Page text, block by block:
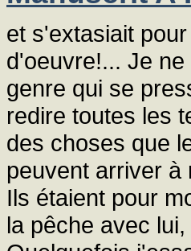
et s'extasiait
d'oeuvre!... Je
genre qui se
redire toutes les
des choses que
peuvent arriver à
Ils étaient pour
la pêche avec